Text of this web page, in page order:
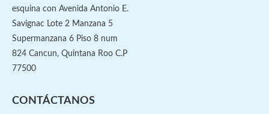
esquina con Avenida Antonio E.
Savignac Lote 2 Manzana 5
Supermanzana 6 Piso 8 num
824 Cancun, Quintana Roo C.P
77500
CONTÁCTANOS